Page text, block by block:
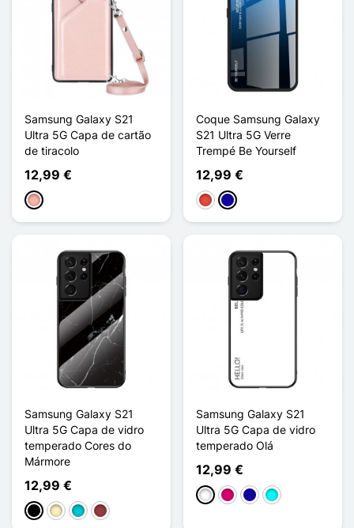
Samsung Galaxy S21
Ultra 5G Capa de cartão
de tiracolo
12,99 €
Ouro rosa
Coque Samsung Galaxy
S21 Ultra 5G Verre
Trempé Be Yourself
12,99 €
VermelhoAzul Escuro
Samsung Galaxy S21
Ultra 5G Capa de vidro
temperado Cores do
Mármore
12,99 €
PretoOuroTurquesaVermelho escuro
Samsung Galaxy S21
Ultra 5G Capa de vidro
temperado Olá
12,99 €
BrancoMagentaAzul Escuro
Ciano